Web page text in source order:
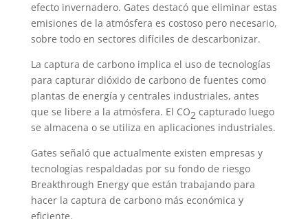
efecto invernadero. Gates destacó que eliminar estas
emisiones de la atmósfera es costoso pero necesario,
sobre todo en sectores difíciles de descarbonizar.
La captura de carbono implica el uso de tecnologías
para capturar dióxido de carbono de fuentes como
plantas de energía y centrales industriales, antes
que se libere a la atmósfera. El CO2 capturado luego
se almacena o se utiliza en aplicaciones industriales.
Gates señaló que actualmente existen empresas y
tecnologías respaldadas por su fondo de riesgo
Breakthrough Energy que están trabajando para
hacer la captura de carbono más económica y
eficiente.